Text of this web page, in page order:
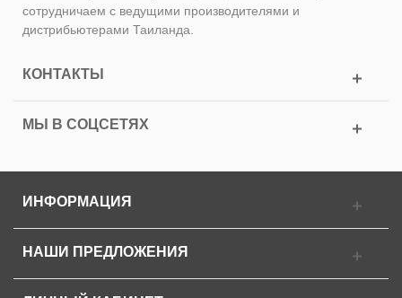
сотрудничаем с ведущими производителями и
дистрибьютерами Таиланда.
КОНТАКТЫ
МЫ В СОЦСЕТЯХ
ИНФОРМАЦИЯ
НАШИ ПРЕДЛОЖЕНИЯ